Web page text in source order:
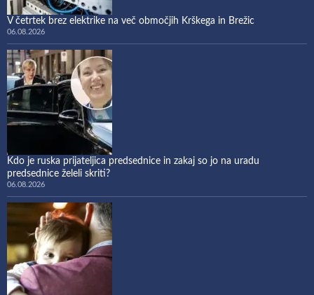
V četrtek brez elektrike na več območjih Krškega in Brežic
06.08.2026
Kdo je ruska prijateljica predsednice in zakaj so jo na uradu
predsednice želeli skriti?
06.08.2026